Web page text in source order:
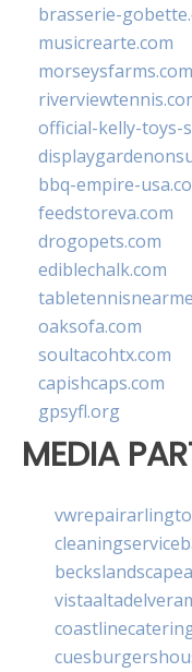
brasserie-
musicrearte.com
morseysfarms.com
official-kelly-toys-
bbq-empire-
feedstoreva.com
drogopets.com
ediblechalk.com
oaksofa.com
soultacohtx.com
capishcaps.com
gpsyfl.org
MEDIA